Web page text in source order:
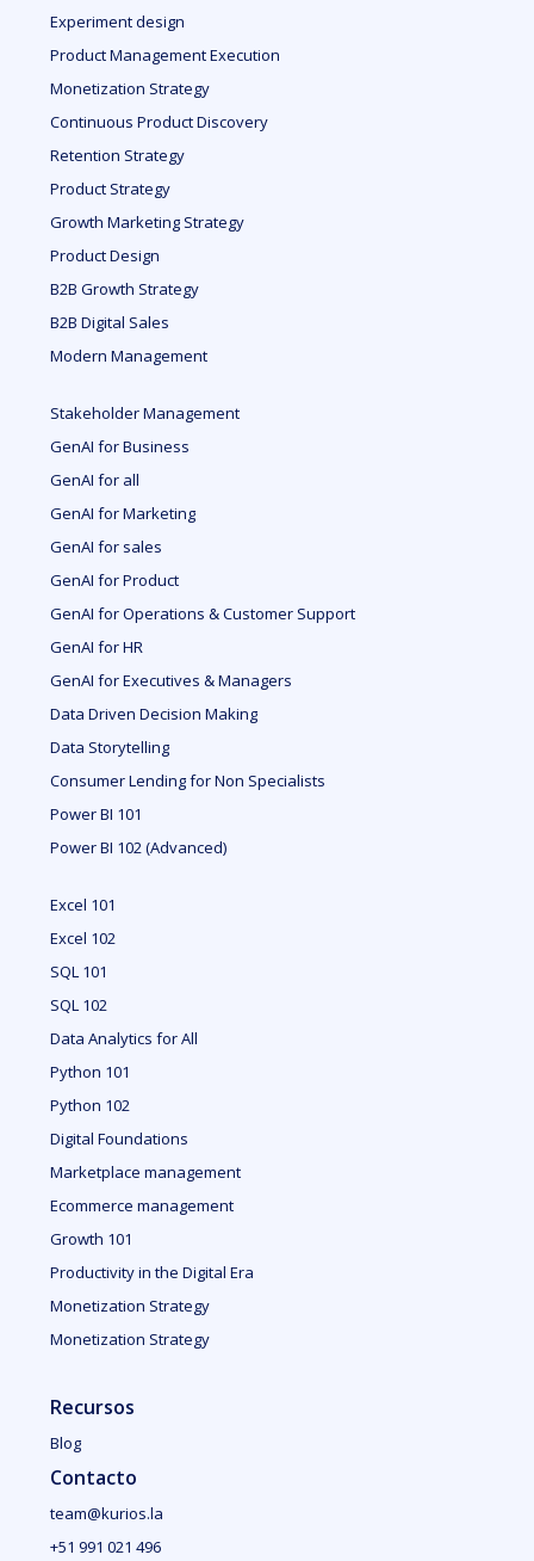
Experiment design
Product Management Execution
Monetization Strategy
Continuous Product Discovery
Retention Strategy
Product Strategy
Growth Marketing Strategy
Product Design
B2B Growth Strategy
B2B Digital Sales
Modern Management
Stakeholder Management
GenAI for Business
GenAI for all
GenAI for Marketing
GenAI for sales
GenAI for Product
GenAI for Operations & Customer Support
GenAI for HR
GenAI for Executives & Managers
Data Driven Decision Making
Data Storytelling
Consumer Lending for Non Specialists
Power BI 101
Power BI 102 (Advanced)
Excel 101
Excel 102
SQL 101
SQL 102
Data Analytics for All
Python 101
Python 102
Digital Foundations
Marketplace management
Ecommerce management
Growth 101
Productivity in the Digital Era
Monetization Strategy
Monetization Strategy
Recursos
Blog
Contacto
team@kurios.la
+51 991 021 496